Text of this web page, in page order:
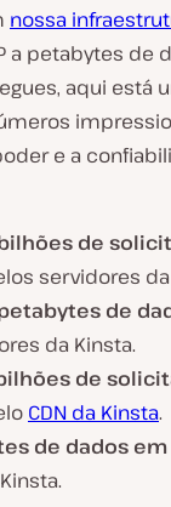
nossa
a petabytes de
aqui está
e a
de
servidores da
de
da Kinsta.
de
CDN da Kinsta.
de dados